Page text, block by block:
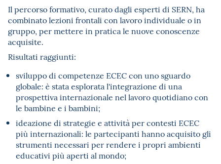
Il percorso formativo, curato dagli esperti di SERN, ha
combinato lezioni frontali con lavoro individuale o in
gruppo, per mettere in pratica le nuove conoscenze
acquisite.
Risultati raggiunti:
sviluppo di competenze ECEC con uno sguardo
globale: è stata esplorata l'integrazione di una
prospettiva internazionale nel lavoro quotidiano con
le bambine e i bambini;
ideazione di strategie e attività per contesti ECEC
più internazionali: le partecipanti hanno acquisito gli
strumenti necessari per rendere i propri ambienti
educativi più aperti al mondo;